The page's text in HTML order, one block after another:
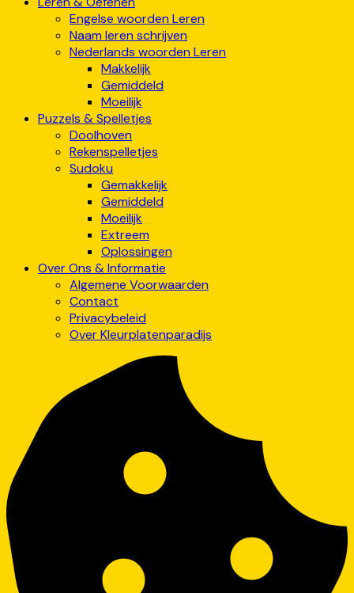
Engelse woorden Leren
Naam leren schrijven
Nederlands woorden Leren
Makkelijk
Gemiddeld
Moeilijk
Puzzels & Spelletjes
Doolhoven
Rekenspelletjes
Sudoku
Gemakkelijk
Gemiddeld
Moeilijk
Extreem
Oplossingen
Over Ons & Informatie
Algemene Voorwaarden
Contact
Privacybeleid
Over Kleurplatenparadijs